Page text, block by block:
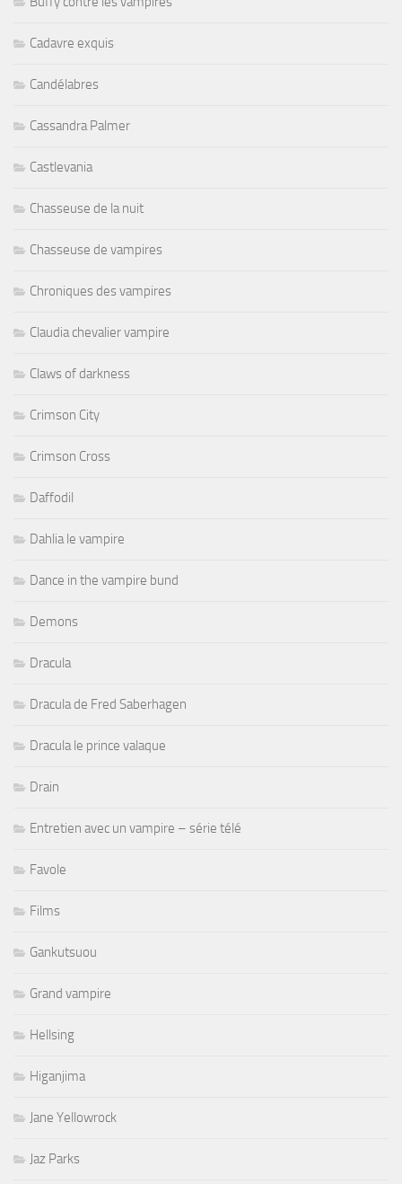
Cadavre exquis
Candélabres
Cassandra Palmer
Castlevania
Chasseuse de la nuit
Chasseuse de vampires
Chroniques des vampires
Claudia chevalier vampire
Claws of darkness
Crimson City
Crimson Cross
Daffodil
Dahlia le vampire
Dance in the vampire bund
Demons
Dracula
Dracula de Fred Saberhagen
Dracula le prince valaque
Drain
Entretien avec un vampire – série télé
Favole
Films
Gankutsuou
Grand vampire
Hellsing
Higanjima
Jane Yellowrock
Jaz Parks